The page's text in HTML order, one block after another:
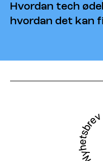
Hvordan tech
hvordan det kan